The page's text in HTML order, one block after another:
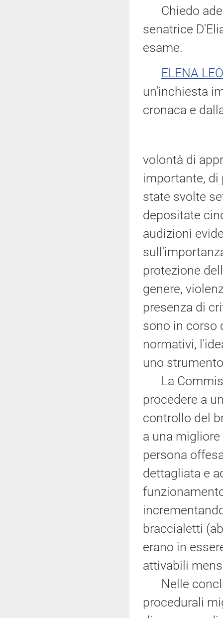
Chiedo
senatrice
esame.
ELENA
un'inchiesta
cronaca e
volontà di
importante, di
state svolte
depositate
audizioni
protezione
genere,
presenza di
sono in corso
normativi,
uno
La
procedere a
controllo del
a una
persona
dettagliata e
braccialetti
erano in
attivabili
Nelle
procedurali